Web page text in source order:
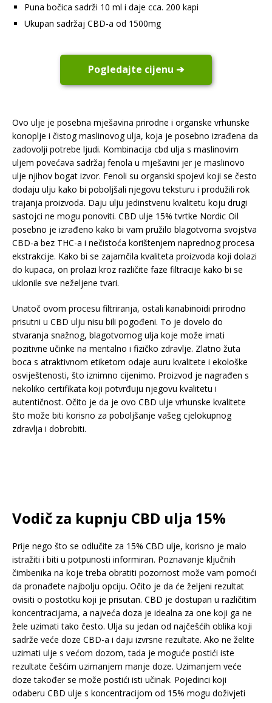
Puna bočica sadrži 10 ml i daje cca. 200 kapi
Ukupan sadržaj CBD-a od 1500mg
Pogledajte cijenu ➔
Ovo ulje je posebna mješavina prirodne i organske vrhunske
konoplje i čistog maslinovog ulja, koja je posebno izrađena da
zadovolji potrebe ljudi. Kombinacija cbd ulja s maslinovim
uljem povećava sadržaj fenola u mješavini jer je maslinovo
ulje njihov bogat izvor. Fenoli su organski spojevi koji se često
dodaju ulju kako bi poboljšali njegovu teksturu i produžili rok
trajanja proizvoda. Daju ulju jedinstvenu kvalitetu koju drugi
sastojci ne mogu ponoviti. CBD ulje 15% tvrtke Nordic Oil
posebno je izrađeno kako bi vam pružilo blagotvorna svojstva
CBD-a bez THC-a i nečistoća korištenjem naprednog procesa
ekstrakcije. Kako bi se zajamčila kvaliteta proizvoda koji dolazi
do kupaca, on prolazi kroz različite faze filtracije kako bi se
uklonile sve neželjene tvari.
Unatoč ovom procesu filtriranja, ostali kanabinoidi prirodno
prisutni u CBD ulju nisu bili pogođeni. To je dovelo do
stvaranja snažnog, blagotvornog ulja koje može imati
pozitivne učinke na mentalno i fizičko zdravlje. Zlatno žuta
boca s atraktivnom etiketom odaje auru kvalitete i ekološke
osviještenosti, što iznimno cijenimo. Proizvod je nagrađen s
nekoliko certifikata koji potvrđuju njegovu kvalitetu i
autentičnost. Očito je da je ovo CBD ulje vrhunske kvalitete
što može biti korisno za poboljšanje vašeg cjelokupnog
zdravlja i dobrobiti.
Vodič za kupnju CBD ulja 15%
Prije nego što se odlučite za 15% CBD ulje, korisno je malo
istražiti i biti u potpunosti informiran. Poznavanje ključnih
čimbenika na koje treba obratiti pozornost može vam pomoći
da pronađete najbolju opciju. Očito je da će željeni rezultat
ovisiti o postotku koji je prisutan. CBD je dostupan u različitim
koncentracijama, a najveća doza je idealna za one koji ga ne
žele uzimati tako često. Ulja su jedan od najčešćih oblika koji
sadrže veće doze CBD-a i daju izvrsne rezultate. Ako ne želite
uzimati ulje s većom dozom, tada je moguće postići iste
rezultate češćim uzimanjem manje doze. Uzimanjem veće
doze također se može postići isti učinak. Pojedinci koji
odaberu CBD ulje s koncentracijom od 15% mogu doživjeti